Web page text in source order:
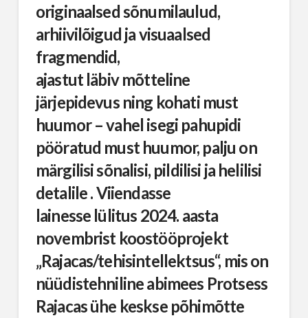
originaalsed sõnumilaulud,
arhiivilõigud ja visuaalsed
fragmendid,
ajastut läbiv mõtteline
järjepidevus ning kohati must
huumor – vahel isegi pahupidi
pööratud must huumor, palju on
märgilisi sõnalisi, pildilisi ja helilisi
detalile . Viiendasse
lainesse lülitus 2024. aasta
novembrist koostööprojekt
„Rajacas/tehisintellektsus“, mis on
nüüdistehniline abimees Protsess
Rajacas ühe keskse põhimõtte